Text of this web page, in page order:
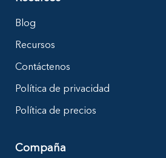
Blog
Recursos
Contáctenos
Política de privacidad
Política de precios
Compaña